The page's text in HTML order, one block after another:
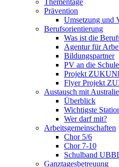
Thementage
Prävention
Umsetzung und
Berufsorientierung
Was ist die
Agentur für
Bildungspartner
PV an die Schule
Projekt
Flyer Projekt
Austausch mit
Überblick
Wichtigste
Wer darf mit?
Arbeitsgemeinschaften
Chor 5/6
Chor 7-10
Schulband
Ganztagesbetreuung